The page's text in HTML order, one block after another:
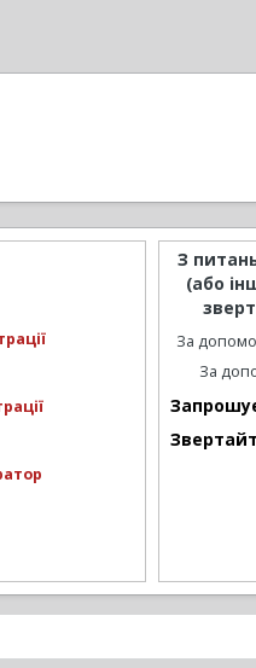
З
(або
За
За